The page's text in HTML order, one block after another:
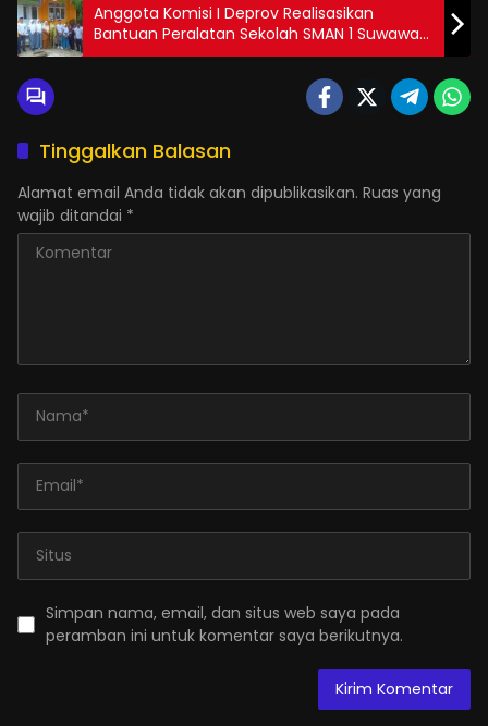
Anggota Komisi I Deprov Realisasikan
Bantuan Peralatan Sekolah SMAN 1 Suwawa
Timur
Tinggalkan Balasan
Alamat email Anda tidak akan dipublikasikan. Ruas yang
wajib ditandai *
Simpan nama, email, dan situs web saya pada
peramban ini untuk komentar saya berikutnya.